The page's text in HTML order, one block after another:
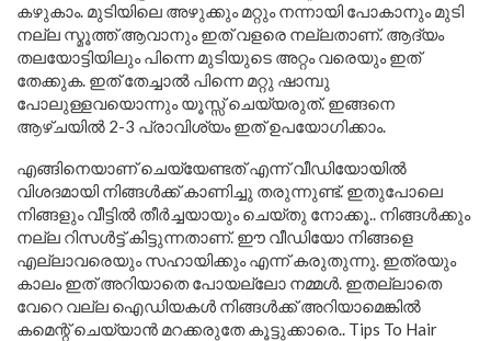
കഴുകാം. മുടിയിലെ അഴുക്കും മറ്റും നന്നായി പോകാനും മുടി
നല്ല സ്മൂത്ത്‌ ആവാനും ഇത് വളരെ നല്ലതാണ്. ആദ്യം
തലയോട്ടിയിലും പിന്നെ മുടിയുടെ അറ്റം വരെയും ഇത്
തേക്കുക. ഇത് തേച്ചാൽ പിന്നെ മറ്റു ഷാമ്പു
പോലുള്ളവയൊന്നും യൂസ്സ് ചെയ്യരുത്. ഇങ്ങനെ
ആഴ്ചയിൽ 2-3 പ്രാവിശ്യം ഇത് ഉപയോഗിക്കാം.
എങ്ങിനെയാണ് ചെയ്യേണ്ടത് എന്ന് വീഡിയോയില്‍
വിശദമായി നിങ്ങൾക്ക് കാണിച്ചു തരുന്നുണ്ട്. ഇതുപോലെ
നിങ്ങളും വീട്ടിൽ തീർച്ചയായും ചെയ്തു നോക്കൂ.. നിങ്ങൾക്കും
നല്ല റിസൾട്ട് കിട്ടുന്നതാണ്. ഈ വീഡിയോ നിങ്ങളെ
എല്ലാവരെയും സഹായിക്കും എന്ന് കരുതുന്നു. ഇത്രയും
കാലം ഇത് അറിയാതെ പോയല്ലോ നമ്മൾ. ഇതല്ലാതെ
വേറെ വല്ല ഐഡിയകൾ നിങ്ങൾക്ക് അറിയാമെങ്കിൽ
കമെന്റ് ചെയ്യാൻ മറക്കരുതേ കൂട്ടുക്കാരെ.. Tips To Hair